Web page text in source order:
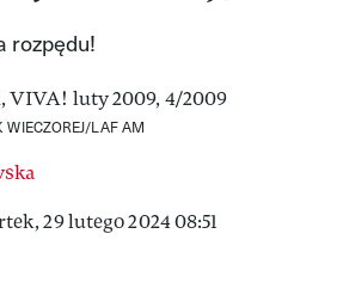
rozpędu!
WIECZOREJ/LAF AM
29 lutego 2024 08:51